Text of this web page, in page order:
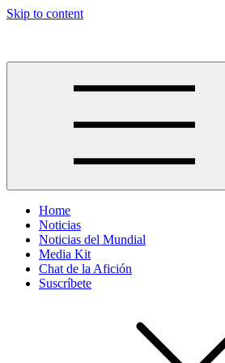
Skip to content
Home
Noticias
Noticias del Mundial
Media Kit
Chat de la Afición
Suscríbete